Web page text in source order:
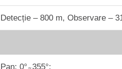
Detecție – 800 m, Observare –
Pan: 0° ̴ 355°;